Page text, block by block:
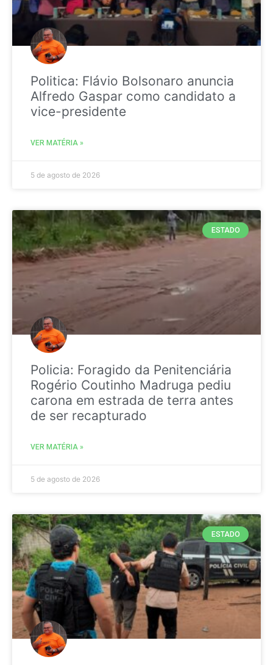
Politica: Flávio Bolsonaro anuncia
Alfredo Gaspar como candidato a
vice-presidente
VER MATÉRIA »
5 de agosto de 2026
ESTADO
Policia: Foragido da Penitenciária
Rogério Coutinho Madruga pediu
carona em estrada de terra antes
de ser recapturado
VER MATÉRIA »
5 de agosto de 2026
ESTADO